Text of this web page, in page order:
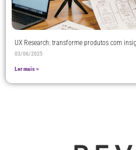
UX Research: transforme produtos com
03/06/2025
Ler mais >